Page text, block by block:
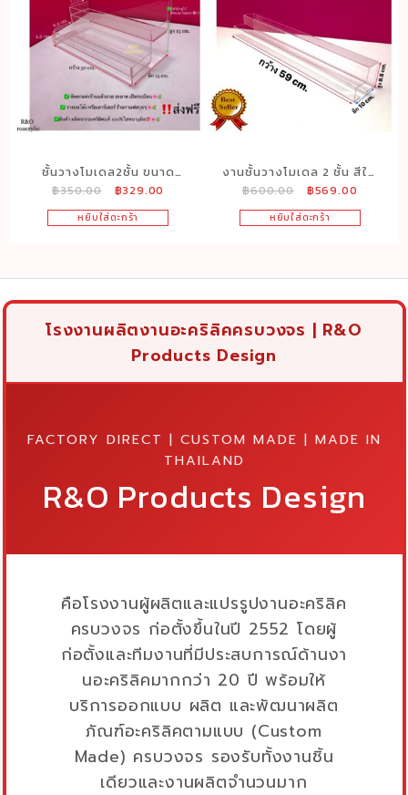
ชั้นวางโมเดล2ชั้น ขนาด
30x15x15 cm.
฿350.00
Original
price
was:
฿329.00
price
is:
หยิบใส่ตะกร้า
งานชั้นวางโมเดล 2 ชั้น สีใส
ยาว 59x10x8.5 cm.
฿600.00
Original
price
was:
฿569.00
price
is:
หยิบใส่ตะกร้า
โรงงานผลิตงานอะคริลิคครบวงจร | R&O
Products Design
FACTORY DIRECT | CUSTOM MADE | MADE IN
THAILAND
R&O Products Design
คือโรงงานผู้ผลิตและแปรรูปงานอะคริลิค
ครบวงจร ก่อตั้งขึ้นในปี 2552 โดยผู้
ก่อตั้งและทีมงานที่มีประสบการณ์ด้านงา
นอะคริลิคมากกว่า 20 ปี พร้อมให้
บริการออกแบบ ผลิต และพัฒนาผลิต
ภัณฑ์อะคริลิคตามแบบ (Custom
Made) ครบวงจร รองรับทั้งงานชิ้น
เดียวและงานผลิตจำนวนมาก